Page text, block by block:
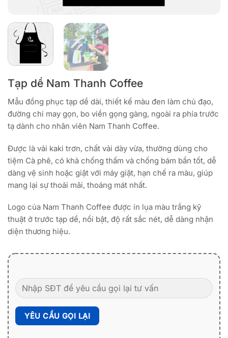
Tạp dề Nam Thanh Coffee
Mẫu đồng phục tạp dề dài, thiết kế màu đen làm chủ đạo,
đường chi may gọn, bo viền gọng gàng, ngoài ra phía trước
tạ dành cho nhân viên Nam Thanh Coffee.
Được là vải kaki trơn, chất vải dày vừa, thường dùng cho
tiệm Cà phê, có khả chống thấm và chống bám bẩn tốt, dễ
dàng vệ sinh hoặc giặt với máy giặt, hạn chế ra màu, giúp
mang lại sự thoải mãi, thoáng mát nhất.
Logo của Nam Thanh Coffee được in lụa màu trắng kỹ
thuật ở trước tạp dề, nổi bật, độ rất sắc nét, dễ dàng nhận
diện thương hiệu.